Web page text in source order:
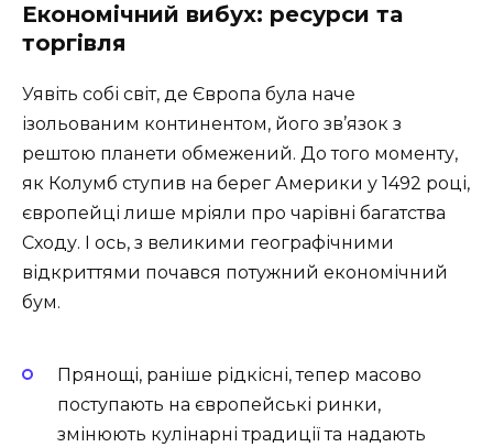
Економічний вибух: ресурси та
торгівля
Уявіть собі світ, де Європа була наче
ізольованим континентом, його зв’язок з
рештою планети обмежений. До того моменту,
як Колумб ступив на берег Америки у 1492 році,
європейці лише мріяли про чарівні багатства
Сходу. І ось, з великими географічними
відкриттями почався потужний економічний
бум.
Прянощі, раніше рідкісні, тепер масово
поступають на європейські ринки,
змінюють кулінарні традиції та надають